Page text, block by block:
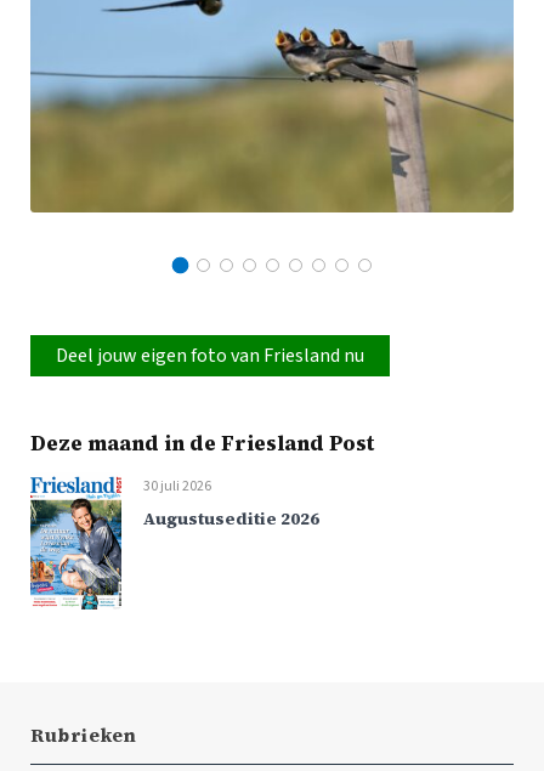
Deel jouw eigen foto van Friesland nu
Deze maand in de Friesland Post
30 juli 2026
Augustuseditie 2026
Rubrieken